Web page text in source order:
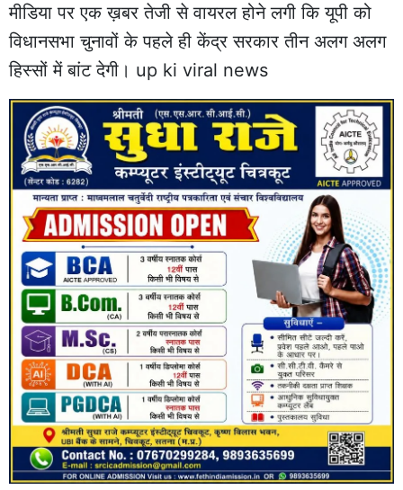
मीडिया पर एक ख़बर तेजी से वायरल होने लगी कि यूपी को
विधानसभा चुनावों के पहले ही केंद्र सरकार तीन अलग अलग
हिस्सों में बांट देगी। up ki viral news